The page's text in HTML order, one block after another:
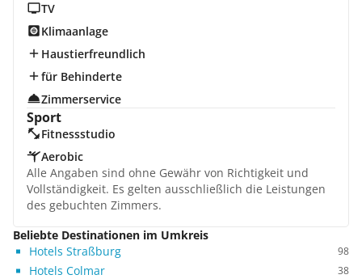
TV
Klimaanlage
Haustierfreundlich
für Behinderte
Zimmerservice
Sport
Fitnessstudio
Aerobic
Alle Angaben sind ohne Gewähr von Richtigkeit und
Vollständigkeit. Es gelten ausschließlich die Leistungen
des gebuchten Zimmers.
Beliebte Destinationen im Umkreis
Hotels Straßburg
98
Hotels Colmar 38